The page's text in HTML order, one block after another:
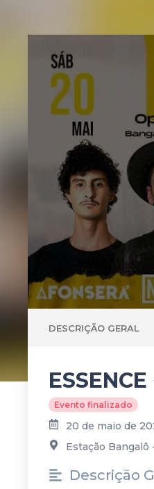
DESCRIÇÃO GERAL
Evento finalizado
20 de maio de
Estação
Descrição